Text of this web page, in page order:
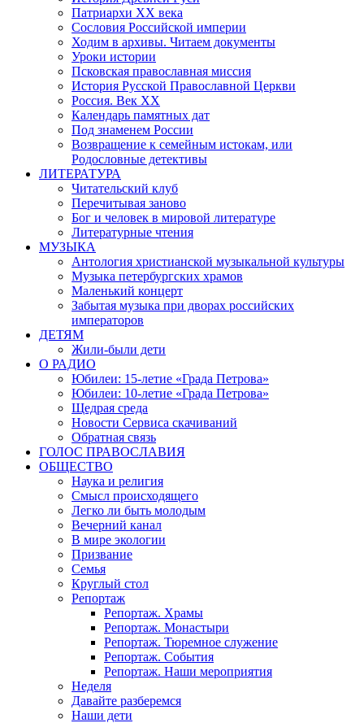
Патриархи XX века
Сословия Российской империи
Ходим в архивы. Читаем документы
Уроки истории
Псковская православная миссия
История Русской Православной Церкви
Россия. Век ХХ
Календарь памятных дат
Под знаменем России
Возвращение к семейным истокам, или
Родословные детективы
ЛИТЕРАТУРА
Читательский клуб
Перечитывая заново
Бог и человек в мировой литературе
Литературные чтения
МУЗЫКА
Антология христианской музыкальной культуры
Музыка петербургских храмов
Маленький концерт
Забытая музыка при дворах российских
императоров
ДЕТЯМ
Жили-были дети
О РАДИО
Юбилеи: 15-летие «Града Петрова»
Юбилеи: 10-летие «Града Петрова»
Щедрая среда
Новости Сервиса скачиваний
Обратная связь
ГОЛОС ПРАВОСЛАВИЯ
ОБЩЕСТВО
Наука и религия
Смысл происходящего
Легко ли быть молодым
Вечерний канал
В мире экологии
Призвание
Семья
Круглый стол
Репортаж
Репортаж. Храмы
Репортаж. Монастыри
Репортаж. Тюремное служение
Репортаж. События
Репортаж. Наши мероприятия
Неделя
Давайте разберемся
Наши дети